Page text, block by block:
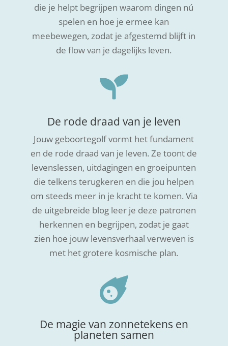
die je helpt begrijpen waarom dingen nú
spelen en hoe je ermee kan
meebewegen, zodat je afgestemd blijft in
de flow van je dagelijks leven.

De rode draad van je leven
Jouw geboortegolf vormt het fundament
en de rode draad van je leven. Ze toont de
levenslessen, uitdagingen en groeipunten
die telkens terugkeren en die jou helpen
om steeds meer in je kracht te komen. Via
de uitgebreide blog leer je deze patronen
herkennen en begrijpen, zodat je gaat
zien hoe jouw levensverhaal verweven is
met het grotere kosmische plan.

De magie van zonnetekens en
planeten samen